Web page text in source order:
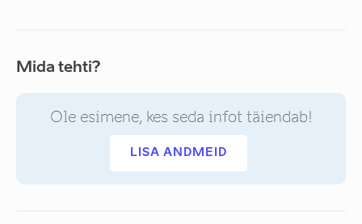
Mida tehti?
Ole esimene, kes seda infot täiendab!
LISA ANDMEID